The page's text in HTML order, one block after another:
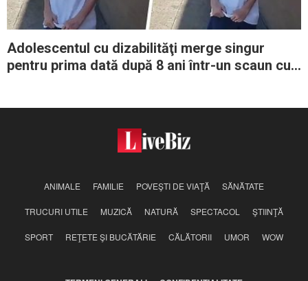
Adolescentul cu dizabilităţi merge singur
pentru prima dată după 8 ani într-un scaun cu
ANIMALE FAMILIE POVEŞTI DE VIAŢĂ SĂNĂTATE
TRUCURI UTILE MUZICĂ NATURĂ SPECTACOL ŞTIINŢĂ
SPORT REŢETE ŞI BUCĂTĂRIE CĂLĂTORII UMOR WOW